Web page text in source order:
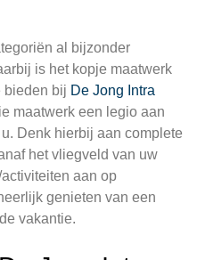
al bijzonder
is het kopje maatwerk
bieden bij De Jong Intra
maatwerk een legio aan
Denk hierbij aan complete
het vliegveld van uw
aan op
genieten van een
vakantie.